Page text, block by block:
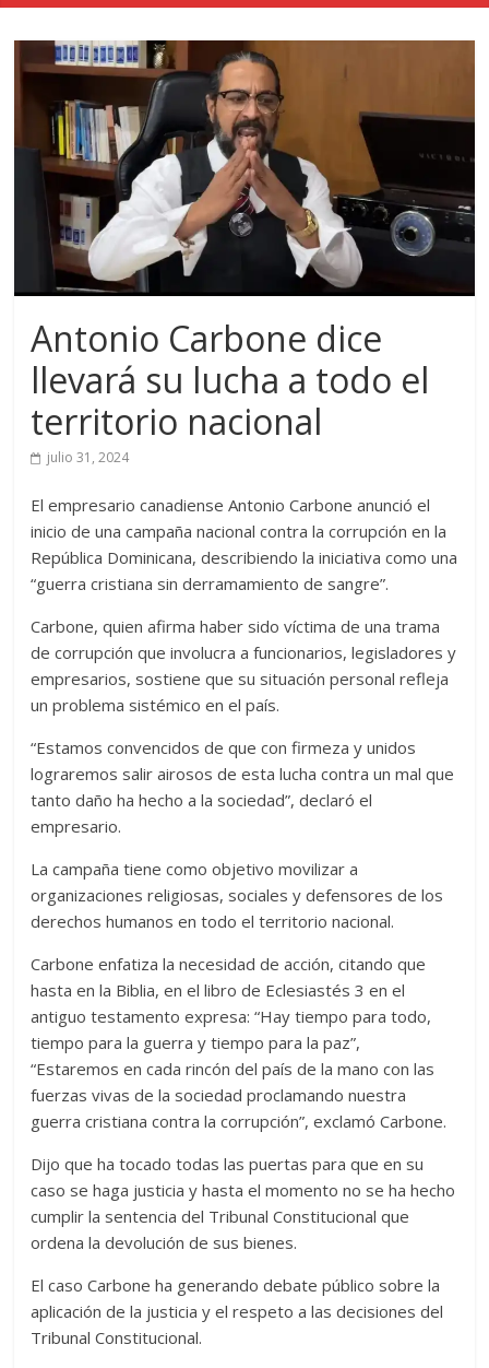
Antonio Carbone dice
llevará su lucha a todo el
territorio nacional
julio 31, 2024
El empresario canadiense Antonio Carbone anunció el
inicio de una campaña nacional contra la corrupción en la
República Dominicana, describiendo la iniciativa como una
“guerra cristiana sin derramamiento de sangre”.
Carbone, quien afirma haber sido víctima de una trama
de corrupción que involucra a funcionarios, legisladores y
empresarios, sostiene que su situación personal refleja
un problema sistémico en el país.
“Estamos convencidos de que con firmeza y unidos
lograremos salir airosos de esta lucha contra un mal que
tanto daño ha hecho a la sociedad”, declaró el
empresario.
La campaña tiene como objetivo movilizar a
organizaciones religiosas, sociales y defensores de los
derechos humanos en todo el territorio nacional.
Carbone enfatiza la necesidad de acción, citando que
hasta en la Biblia, en el libro de Eclesiastés 3 en el
antiguo testamento expresa: “Hay tiempo para todo,
tiempo para la guerra y tiempo para la paz”,
“Estaremos en cada rincón del país de la mano con las
fuerzas vivas de la sociedad proclamando nuestra
guerra cristiana contra la corrupción”, exclamó Carbone.
Dijo que ha tocado todas las puertas para que en su
caso se haga justicia y hasta el momento no se ha hecho
cumplir la sentencia del Tribunal Constitucional que
ordena la devolución de sus bienes.
El caso Carbone ha generando debate público sobre la
aplicación de la justicia y el respeto a las decisiones del
Tribunal Constitucional.